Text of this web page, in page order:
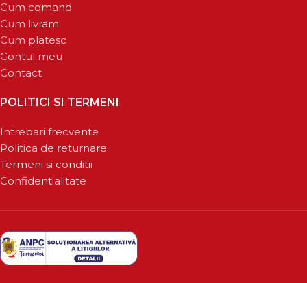
Cum comand
Cum livram
Cum platesc
Contul meu
Contact
POLITICI SI TERMENI
Intrebari frecvente
Politica de returnare
Termeni si conditii
Confidentialitate